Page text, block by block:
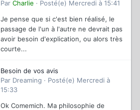
Par Charlie · Posté(e) Mercredi à 15:41
Je pense que si c'est bien réalisé, le
passage de l'un à l'autre ne devrait pas
avoir besoin d'explication, ou alors très
courte...
Besoin de vos avis
Par Dreaming · Posté(e) Mercredi à
15:33
Ok Comemich. Ma philosophie de